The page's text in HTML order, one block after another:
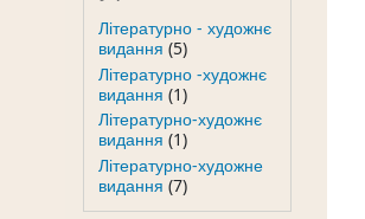
Літературно - художнє
видання (5)
Літературно -художнє
видання (1)
Літературно-художнє
видання (1)
Літературно-художне
видання (7)